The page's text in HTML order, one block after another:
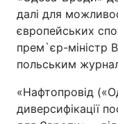
далі для
європейських
прем`єр-міністр
польським
«Нафтопровід
диверсифікації